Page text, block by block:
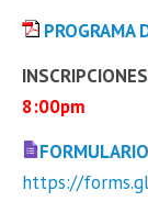
PROGRAMA
8:00pm
https://